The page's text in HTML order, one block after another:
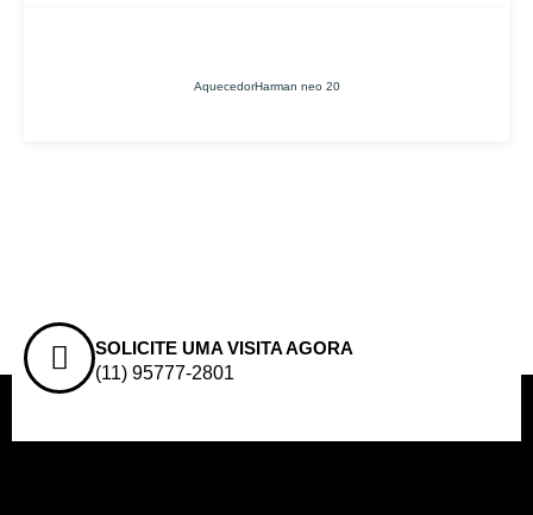
AquecedorHarman neo 20
SOLICITE UMA VISITA AGORA
(11) 95777-2801